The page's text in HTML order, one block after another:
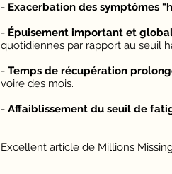
- Exacerbation des symptômes
- Épuisement important et
quotidiennes par rapport au seuil
- Temps de récupération
voire des mois.
- Affaiblissement du seuil de
Excellent article de Millions